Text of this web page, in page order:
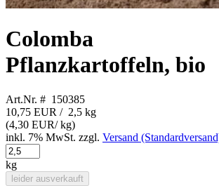
Colomba
Pflanzkartoffeln, bio
Art.Nr. # 150385
10,75 EUR / 2,5 kg
(4,30 EUR/ kg)
inkl. 7% MwSt. zzgl. Versand
kg
leider ausverkauft